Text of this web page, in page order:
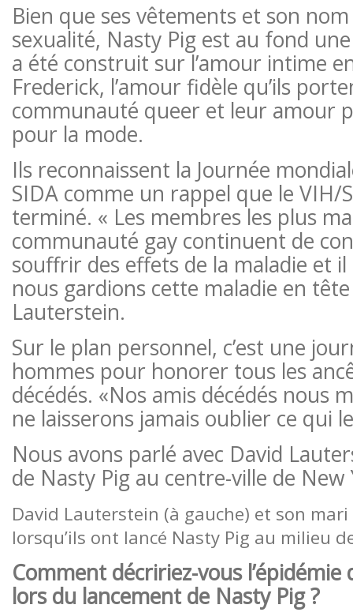
Bien que ses vêtements et son
sexualité, Nasty Pig est au fond
a été construit sur l’amour intime
Frederick, l’amour fidèle qu’ils
communauté queer et leur amour
pour la mode.
Ils reconnaissent la Journée
SIDA comme un rappel que le VIH/
terminé. « Les membres les plus
communauté gay continuent de
souffrir des effets de la maladie et
nous gardions cette maladie en
Lauterstein.
Sur le plan personnel, c’est une
hommes pour honorer tous les
décédés. «Nos amis décédés nous
ne laisserons jamais oublier ce qui
Nous avons parlé avec David
de Nasty Pig au centre-ville de New
David Lauterstein (à gauche) et son mari
lorsqu’ils ont lancé Nasty Pig au milieu
Comment décririez-vous l’épidémie
lors du lancement de Nasty Pig ?